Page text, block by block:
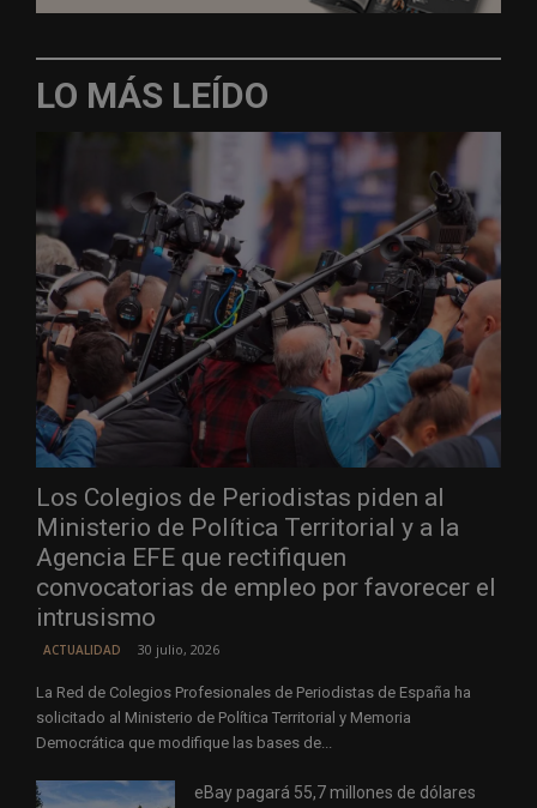
LO MÁS LEÍDO
Los Colegios de Periodistas piden al
Ministerio de Política Territorial y a la
Agencia EFE que rectifiquen
convocatorias de empleo por favorecer el
intrusismo
ACTUALIDAD 30 julio, 2026
La Red de Colegios Profesionales de Periodistas de España ha
solicitado al Ministerio de Política Territorial y Memoria
Democrática que modifique las bases de...
eBay pagará 55,7 millones de dólares